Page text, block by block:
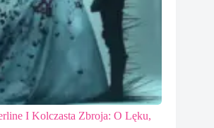
I Kolczasta Zbroja: O Lęku,